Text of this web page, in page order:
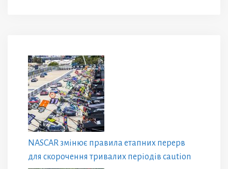
NASCAR змінює правила етапних перерв
для скорочення тривалих періодів caution